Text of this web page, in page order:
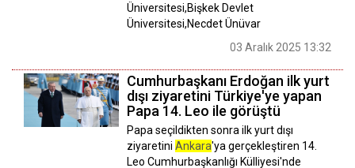
Üniversitesi,Bişkek Devlet
Üniversitesi,Necdet Ünüvar
03 Aralık 2025 13:32
Cumhurbaşkanı Erdoğan ilk yurt
dışı ziyaretini Türkiye'ye yapan
Papa 14. Leo ile görüştü
Papa seçildikten sonra ilk yurt dışı
ziyaretini Ankara'ya gerçekleştiren 14.
Leo Cumhurbaşkanlığı Külliyesi'nde